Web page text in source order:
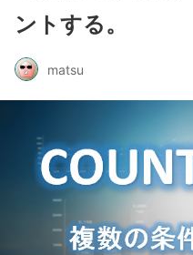
ントする。
matsu